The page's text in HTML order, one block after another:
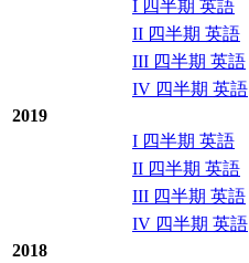
I 四半期 英語
II 四半期 英語
III 四半期 英語
IV 四半期 英語
2019
I 四半期 英語
II 四半期 英語
III 四半期 英語
IV 四半期 英語
2018